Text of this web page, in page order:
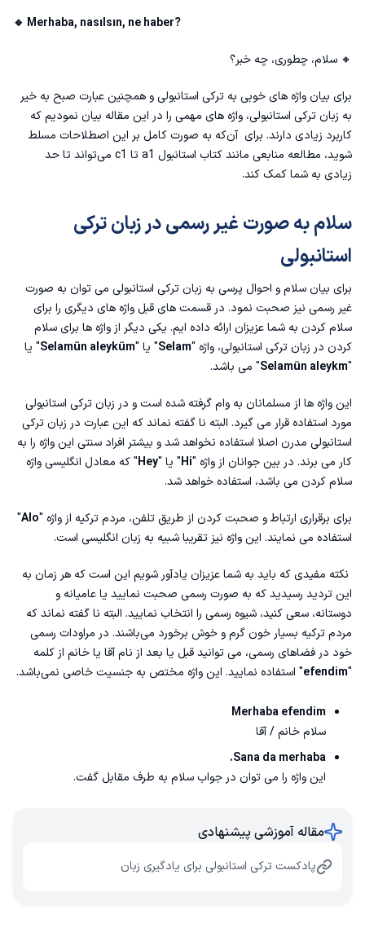
🔹 Merhaba, nasılsın, ne haber?
🔸 سلام، چطوری، چه خبر؟
برای بیان واژه های خوبی به ترکی استانبولی و همچنین عبارت صبح به خیر
به زبان ترکی استانبولی، واژه های مهمی را در این مقاله بیان نمودیم که
کاربرد زیادی دارند. برای آن‌که به صورت کامل بر این اصطلاحات مسلط
شوید، مطالعه منابعی مانندكتاب استانبول a1
تا c1 می‌تواند تا حد
زیادی به شما کمک کند.
سلام به صورت غیر رسمی در زبان ترکی
استانبولی
برای بیان سلام و احوال پرسی به زبان ترکی استانبولی می توان به صورت
غیر رسمی نیز صحبت نمود. در قسمت های قبل واژه های دیگری را برای
سلام کردن به شما عزیزان ارائه داده ایم. یکی دیگر از واژه ها برای سلام
کردن در زبان ترکی استانبولی، واژه "Selam" یا "Selamün aleyküm" یا
"
Selamün aleykm" می باشد.
این واژه ها از مسلمانان به وام گرفته شده است و در زبان ترکی استانبولی
مورد استفاده قرار می گیرد. البته نا گفته نماند که این عبارت در زبان ترکی
استانبولی مدرن اصلا استفاده نخواهد شد و بیشتر افراد سنتی این واژه را به
کار می برند. در بین جوانان از واژه "Hi" یا "Hey" که معادل انگلیسی واژه
سلام کردن می باشد، استفاده خواهد شد.
برای برقراری ارتباط و صحبت کردن از طریق تلفن، مردم ترکیه از واژه "Alo
"
استفاده می نمایند. این واژه نیز تقریبا شبیه به زبان انگلیسی است.
نکته مفیدی که باید به شما عزیزان یادآور شویم این است که هر زمان به
این تردید رسیدید که به صورت رسمی صحبت نمایید یا عامیانه و
دوستانه، سعی کنید، شیوه رسمی را انتخاب نمایید. البته نا گفته نماند که
مردم ترکیه بسیار خون گرم و خوش برخورد می‌باشند. در مراودات رسمی
خود در فضاهای رسمی، می توانید قبل یا بعد از نام آقا یا خانم از کلمه
"
efendim" استفاده نمایید. این واژه مختص به جنسیت خاصی نمی‌باشد.
Merhaba efendim
سلام خانم / آقا
Sana da merhaba.
این واژه را می توان در جواب سلام به طرف مقابل گفت.
مقاله آموزشی پیشنهادی
پادکست ترکی استانبولی برای یادگیری زبان